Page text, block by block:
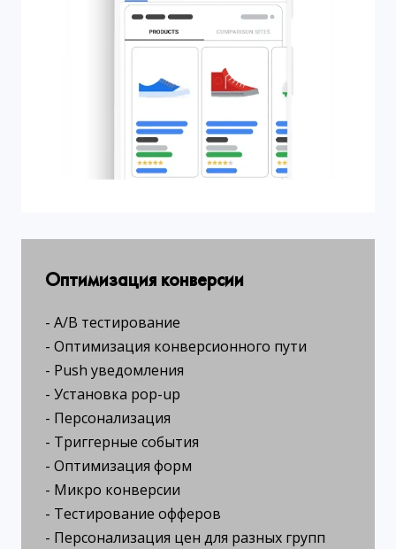
Оптимизация конверсии
- A/B тестирование
- Оптимизация конверсионного пути
- Push уведомления
- Установка pop-up
- Персонализация
- Триггерные события
- Оптимизация форм
- Микро конверсии
- Тестирование офферов
- Персонализация цен для разных групп